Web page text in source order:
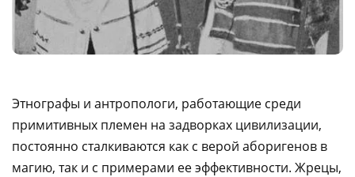
Этнографы и антропологи, работающие среди
примитивных племен на задворках цивилизации,
постоянно сталкиваются как с верой аборигенов в
магию, так и с примерами ее эффективности. Жрецы,